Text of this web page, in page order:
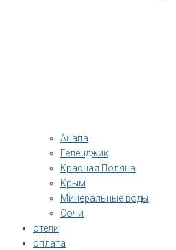
Анапа
Геленджик
Красная Поляна
Крым
Минеральные воды
Сочи
отели
оплата